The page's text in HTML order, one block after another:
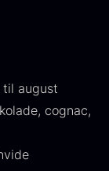
til august
cognac,